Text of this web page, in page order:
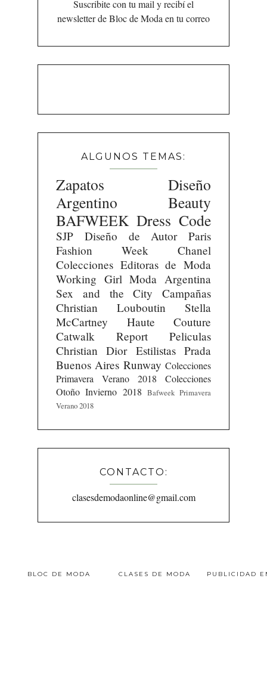
Suscribite con tu mail y recibí el
newsletter de Bloc de Moda en tu correo
ALGUNOS TEMAS:
Zapatos
Diseño
Argentino
Beauty
BAFWEEK Dress Code
SJP Diseño de Autor
Paris
Fashion Week
Chanel
Colecciones Editoras de Moda
Working Girl Moda Argentina
Sex and the City
Campañas
Christian Louboutin
Stella
McCartney
Haute Couture
Catwalk Report
Peliculas
Christian Dior Estilistas Prada
Buenos Aires Runway Colecciones
Primavera Verano 2018
Colecciones
Otoño Invierno 2018 Bafweek Primavera
Verano 2018
CONTACTO:
clasesdemodaonline@gmail.com
BLOC DE MODA CLASES DE MODA PUBLICIDAD